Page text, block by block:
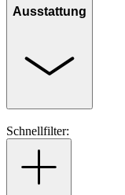
Ausstattung
Schnellfilter: